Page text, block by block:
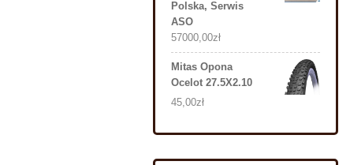
Polska, Serwis
ASO
57000,00zł
Mitas Opona
Ocelot 27.5X2.10
45,00zł